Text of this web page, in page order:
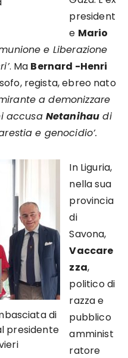
president
e Mario
e Liberazione
. Ma Bernard -Henri
regista, ebreo nato
a demonizzare
accusa Netanihau di
e genocidio’.
di
presidente
In Liguria,
nella sua
provincia
di
Savona,
Vaccare
zza,
politico di
razza e
pubblico
amminist
ratore